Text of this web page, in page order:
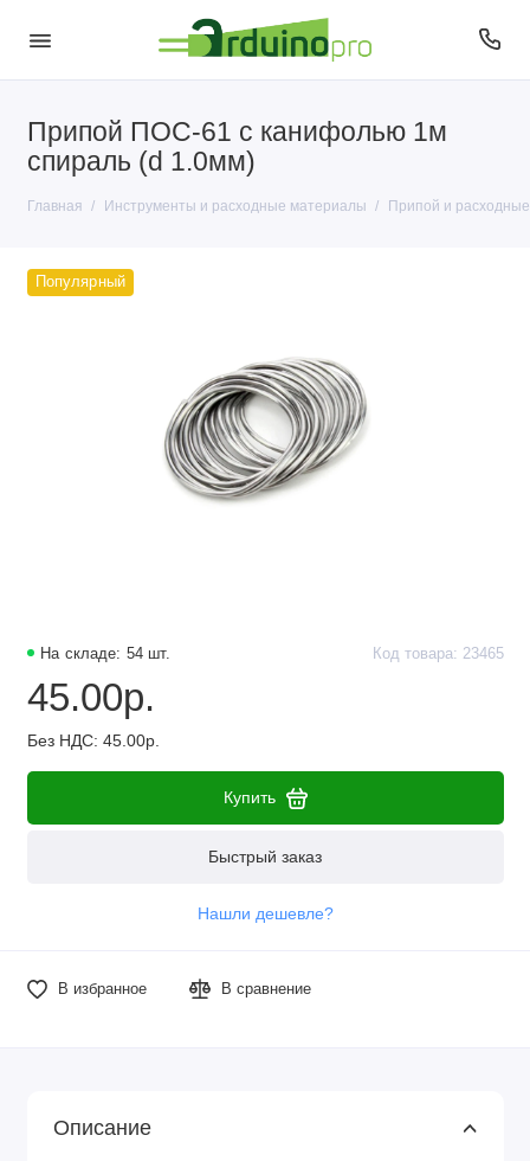
Припой ПОС-61 с канифолью 1м
спираль (d 1.0мм)
Главная Инструменты и расходные материалы Припой и
Инструменты
Припой и расходные материалы
Популярный
На складе: 54 шт. Код товара: 23465
45.00р.
Без НДС: 45.00р.
Купить
Быстрый заказ
Нашли дешевле?
В избранное В сравнение
Описание